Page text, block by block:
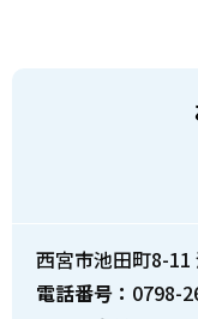
西宮市池田町8-11
電話番号： 0798-